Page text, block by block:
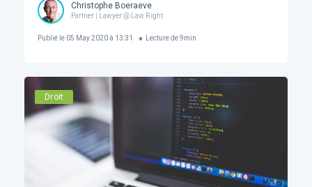
Christophe Boeraeve
Partner | Lawyer @ Law Right
Publié le05 May 2020 à 13:31 Lecture de9min
Droit